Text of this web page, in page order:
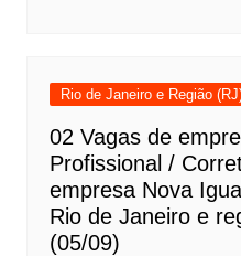
Rio de Janeiro e Região
02 Vagas de
Profissional /
empresa Nova
Rio de Janeiro e
(05/09)